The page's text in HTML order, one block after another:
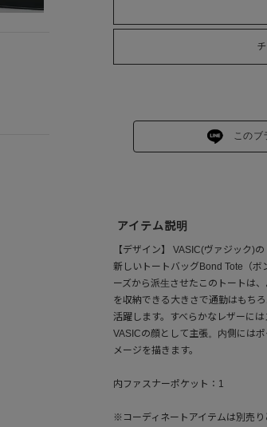
このブ
アイテム説明
【デザイン】 VASIC(ヴァジック)
新しいトートバッグBond Tote（ボ
ーズから派生させたこのトートは
を収納できる大きさで通勤はもち
活躍します。すべらかなレザーに
VASICの顔として主張。内側には
メージを描きます。
内ファスナーポケット：1
※コーディネートアイテムは別売り